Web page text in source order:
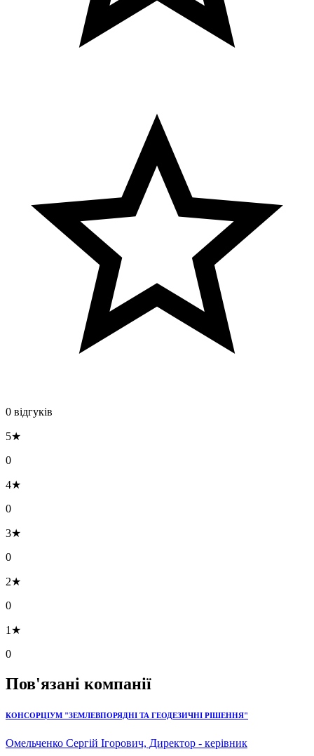
0 відгуків
5★
0
4★
0
3★
0
2★
0
1★
0
Пов'язані компанії
КОНСОРЦІУМ "ЗЕМЛЕВПОРЯДНІ ТА ГЕОДЕЗИЧНІ РІШЕННЯ"
Омельченко Сергій Ігорович, Директор - керівник